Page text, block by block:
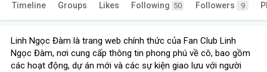
Timeline Groups Likes Following 50 Followers 9
Linh Ngọc Đàm là trang web chính thức của Fan Club Linh
Ngọc Đàm, nơi cung cấp thông tin phong phú về cô, bao gồm
các hoạt động, dự án mới và các sự kiện giao lưu với người